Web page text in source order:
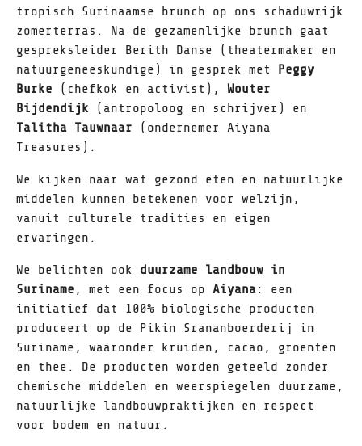
tropisch Surinaamse brunch op ons schaduwrijk
zomerterras. Na de gezamenlijke brunch gaat
gespreksleider Berith Danse (theatermaker en
natuurgeneeskundige) in gesprek met Peggy
Burke (chefkok en activist), Wouter
Bijdendijk (antropoloog en schrijver) en
Talitha Tauwnaar (ondernemer Aiyana
Treasures).
We kijken naar wat gezond eten en natuurlijke
middelen kunnen betekenen voor welzijn,
vanuit culturele tradities en eigen
ervaringen.
We belichten ook duurzame landbouw in
Suriname , met een focus op Aiyana: een
initiatief dat 100% biologische producten
produceert op de Pikin Srananboerderij in
Suriname, waaronder kruiden, cacao, groenten
en thee. De producten worden geteeld zonder
chemische middelen en weerspiegelen duurzame,
natuurlijke landbouwpraktijken en respect
voor bodem en natuur.